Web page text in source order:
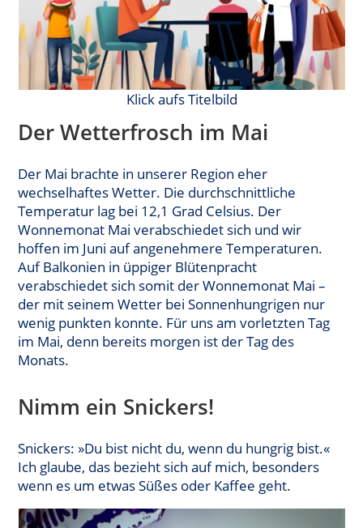
Klick aufs Titelbild
Der Wetterfrosch im Mai
Der Mai brachte in unserer Region eher
wechselhaftes Wetter. Die durchschnittliche
Temperatur lag bei 12,1 Grad Celsius. Der
Wonnemonat Mai verabschiedet sich und wir
hoffen im Juni auf angenehmere Temperaturen.
Auf Balkonien in üppiger Blütenpracht
verabschiedet sich somit der Wonnemonat Mai –
der mit seinem Wetter bei Sonnenhungrigen nur
wenig punkten konnte. Für uns am vorletzten Tag
im Mai, denn bereits morgen ist der Tag des
Monats.
Nimm ein Snickers!
Snickers: »Du bist nicht du, wenn du hungrig bist.«
Ich glaube, das bezieht sich auf mich, besonders
wenn es um etwas Süßes oder Kaffee geht.